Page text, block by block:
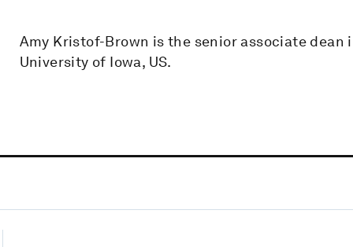
Amy Kristof-Brown is the senior associate dean
University of Iowa, US.